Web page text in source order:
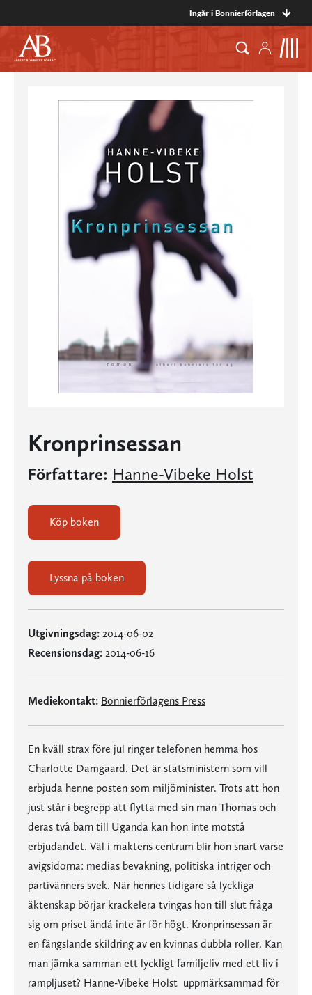
Ingår i Bonnierförlagen
Kronprinsessan
Författare: Hanne-Vibeke Holst
Köp boken
Lyssna på boken
Utgivningsdag: 2014-06-02
Recensionsdag: 2014-06-16
Mediekontakt: Bonnierförlagens Press
En kväll strax före jul ringer telefonen hemma hos
Charlotte Damgaard. Det är statsministern som vill
erbjuda henne posten som miljöminister. Trots att hon
just står i begrepp att flytta med sin man Thomas och
deras två barn till Uganda kan hon inte motstå
erbjudandet. Väl i maktens centrum blir hon snart varse
avigsidorna: medias bevakning, politiska intriger och
partivänners svek. När hennes tidigare så lyckliga
äktenskap börjar krackelera tvingas hon till slut fråga
sig om priset ändå inte är för högt. Kronprinsessan är
en fängslande skildring av en kvinnas dubbla roller. Kan
man jämka samman ett lyckligt familjeliv med ett liv i
rampljuset? Hanne-Vibeke Holst  uppmärksammad för